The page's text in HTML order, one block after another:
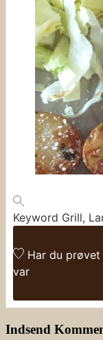
Keyword Grill,
Har du
var
Indsend